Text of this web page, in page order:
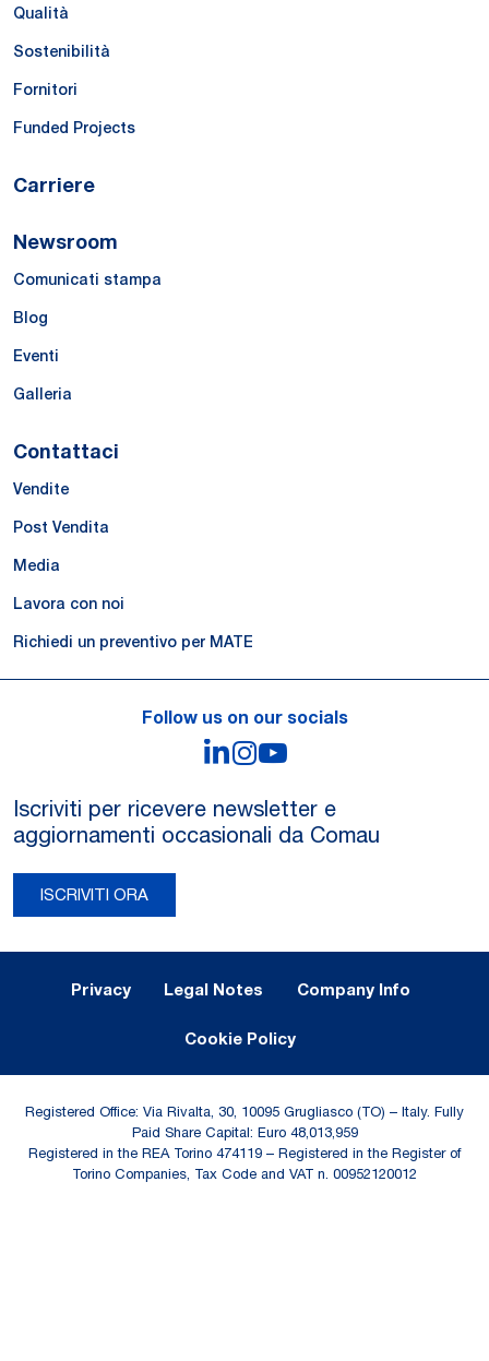
Qualità
Sostenibilità
Fornitori
Funded Projects
Carriere
Newsroom
Comunicati stampa
Blog
Eventi
Galleria
Contattaci
Vendite
Post Vendita
Media
Lavora con noi
Richiedi un preventivo per MATE
Follow us on our socials
LinkedIn
Instagram
Iscriviti per ricevere newsletter e
aggiornamenti occasionali da Comau
ISCRIVITI ORA
Privacy Legal Notes Company Info
Cookie Policy
Registered Office: Via Rivalta, 30, 10095 Grugliasco (TO) – Italy. Fully
Paid Share Capital: Euro 48,013,959
Registered in the REA Torino 474119 – Registered in the Register of
Torino Companies, Tax Code and VAT n. 00952120012